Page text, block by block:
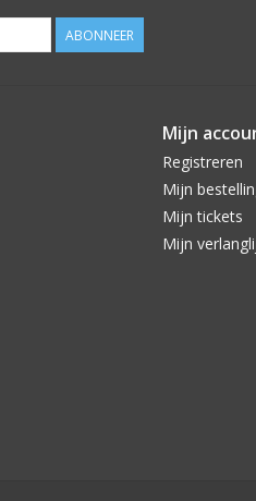
ABONNEER
Mijn
Registreren
Mijn
Mijn tickets
Mijn